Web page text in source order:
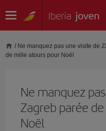
/ Ne manquez pas une visite de
de mille atours pour Noël
Ne manquez
Zagreb parée
Noël